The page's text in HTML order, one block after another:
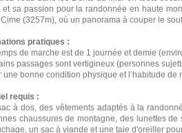
et sa passion pour la randonnée en haute
Cime (3257m), où un panorama à couper le
pratiques :
de marche est de 1 journée et demie
passages sont vertigineux (personnes
une bonne condition physique et l’habitude de
requis :
à dos, des vêtements adaptés à la
chaussures de montagne, des lunettes
un sac à viande et une taie d'oreiller